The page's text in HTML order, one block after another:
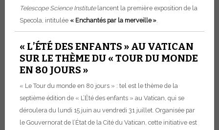
Telescope Science Institutelancent la première exposition de la
Specola, intitulée « Enchantés par la merveille »
« L’ÉTÉ DES ENFANTS » AU VATICAN
SUR LE THÈME DU « TOUR DU MONDE
EN 80 JOURS »
« Le Tour du monde en 80 jours » : tel est le thème de la
septième édition de « L’Été des enfants » au Vatican, qui se
déroulera du lundi 15 juin au vendredi 31 juillet. Organisée par
le Gouvernorat de l’État de la Cité du Vatican, cette initiative est